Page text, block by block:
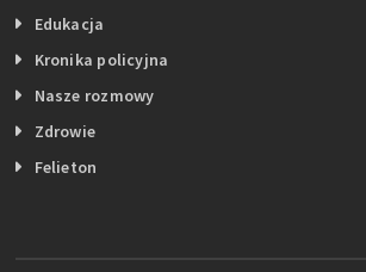
Edukacja
Kronika policyjna
Nasze rozmowy
Zdrowie
Felieton